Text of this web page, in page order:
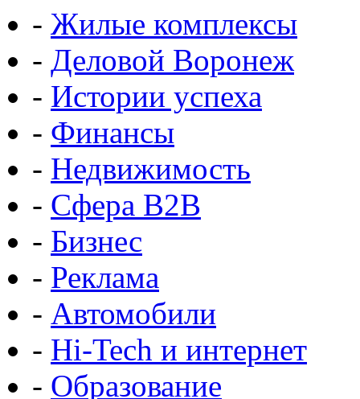
- Жилые комплексы
- Деловой Воронеж
- Истории успеха
- Финансы
- Недвижимость
- Сфера B2B
- Бизнес
- Реклама
- Автомобили
- Hi-Tech и интернет
- Образование